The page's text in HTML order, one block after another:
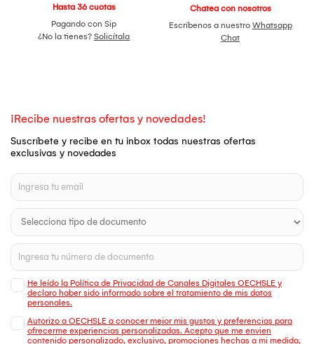
Hasta 36 cuotas
Pagando con Sip
¿No la tienes? Solicítala
Chatea con nosotros
Escríbenos a nuestro Whatsapp
Chat
¡Recibe nuestras ofertas y novedades!
Suscríbete y recibe en tu inbox todas nuestras ofertas
exclusivas y novedades
He leído la Política de Privacidad de Canales Digitales OECHSLE y
declaro haber sido informado sobre el tratamiento de mis datos
personales.
Autorizo a OECHSLE a conocer mejor mis gustos y preferencias para
ofrecerme experiencias personalizadas. Acepto que me envien
contenido personalizado, exclusivo, promociones hechas a mi medida,